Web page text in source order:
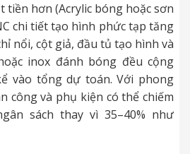
tiền hơn (Acrylic bóng hoặc sơn
chi tiết tạo hình phức tạp tăng
nổi, cột giả, đầu tủ tạo hình và
inox đánh bóng đều cộng
vào tổng dự toán. Với phong
công và phụ kiện có thể chiếm
sách thay vì 35–40% như